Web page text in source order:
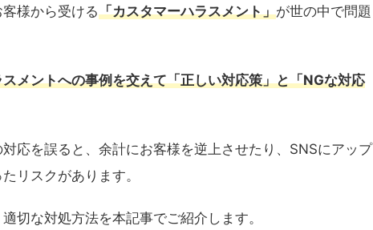
様から受ける「カスタマーハラスメント」が世の中で問題
メントへの事例を交えて「正しい対応策」と「NGな対応
応を誤ると、余計にお客様を逆上させたり、SNSにアップ
リスクがあります。
切な対処方法を本記事でご紹介します。